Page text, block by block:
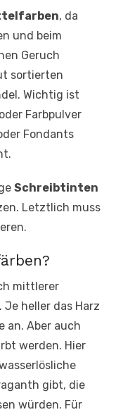
, da
und beim
Geruch
sortierten
Wichtig ist
Farbpulver
Fondants
Schreibtinten
Letztlich muss
mittlerer
Je heller das Harz
an. Aber auch
werden. Hier
gibt, die
würden. Für